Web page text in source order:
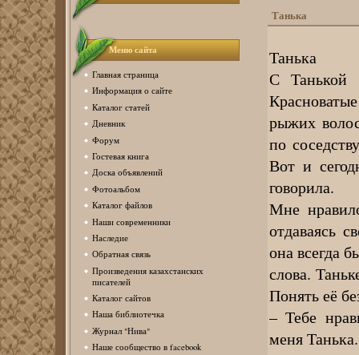
Меню сайта
Главная страница
Информация о сайте
Каталог статей
Дневник
Форум
Гостевая книга
Доска объявлений
Фотоальбом
Каталог файлов
Наши современники
Наследие
Обратная связь
Произведения казахстанских
писателей
Каталог сайтов
Наша библиотечка
Журнал "Нива"
Наше сообщество в facebook
Танька
Танька
С Танькой
рыжих
по
Вот и
говорила.
Мне
отдаваясь
она всегда
слова.
Понять её
– Тебе
меня Танька.